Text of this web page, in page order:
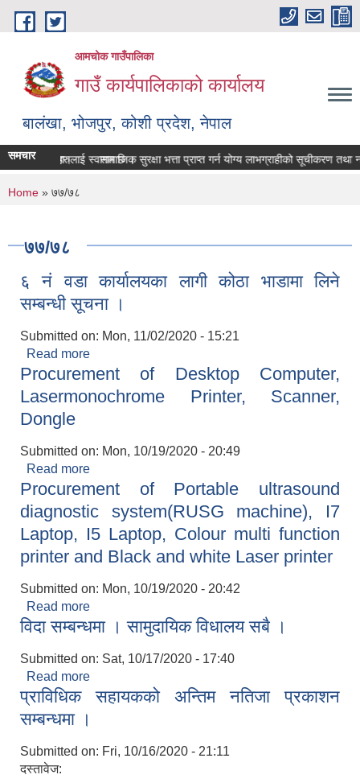
Skip to main content
आमचोक गाउँपालिका
गाउँ कार्यपालिकाको कार्यालय
बालंखा, भोजपुर, कोशी प्रदेश, नेपाल
मा यहाँहरुलाई स्वागत छ ।
समचार
गर्ने सम्बन्धमा। सामाजिक सुरक्षा भत्ता प्राप्‍त गर्न योग्य लाभग्राहीको सूचीकरण तथा
You are here
Home » ७७/७८
७७/७८
६ नं वडा कार्यालयका लागी कोठा भाडामा लिने
सम्बन्धी सूचना ।
Submitted on: Mon, 11/02/2020 - 15:21
Read more
सम्बन्धी सूचना ।
Procurement of Desktop Computer,
Lasermonochrome Printer, Scanner,
Dongle
Submitted on: Mon, 10/19/2020 - 20:49
Read more
Lasermonochrome Printer, Scanner, Dongle
Procurement of Portable ultrasound
diagnostic system(RUSG machine), I7
Laptop, I5 Laptop, Colour multi function
printer and Black and white Laser printer
Submitted on: Mon, 10/19/2020 - 20:42
Read more
diagnostic system(RUSG machine), I7 Laptop,
Black and white Laser printer
विदा सम्बन्धमा । सामुदायिक विधालय सबै ।
Submitted on: Sat, 10/17/2020 - 17:40
Read more
प्राविधिक सहायकको अन्तिम नतिजा प्रकाशन
सम्बन्धमा ।
Submitted on: Fri, 10/16/2020 - 21:11
दस्तावेज: